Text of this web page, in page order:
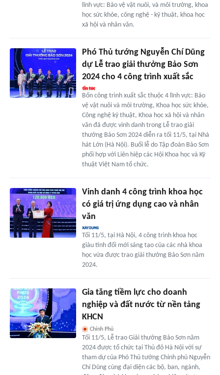
lĩnh vực: Bảo vệ vật nuôi, và môi trường, khoa
học sức khỏe, công nghệ - kỹ thuật, khoa học
xã hội và nhân văn.
Phó Thủ tướng Nguyễn Chí Dũng
dự Lễ trao giải thưởng Bảo Sơn
2024 cho 4 công trình xuất sắc
Bốn công trình xuất sắc thuộc 4 lĩnh vực: Bảo
vệ vật nuôi và môi trường, Khoa học sức khỏe,
Công nghệ kỹ thuật, Khoa học xã hội và nhân
văn đã được vinh danh trong Lễ trao giải
thưởng Bảo Sơn 2024 diễn ra tối 11/5, tại Nhà
hát Lớn (Hà Nội). Buổi lễ do Tập đoàn Bảo Sơn
phối hợp với Liên hiệp các Hội Khoa học và Kỹ
thuật Việt Nam tổ chức.
Vinh danh 4 công trình khoa học
có giá trị ứng dụng cao và nhân
văn
Tối 11/5, tại Hà Nội, 4 công trình khoa học
giàu tính đổi mới sáng tạo của các nhà khoa
học vừa được trao giải thưởng Bảo Sơn năm
2024.
Gia tăng tiềm lực cho doanh
nghiệp và đất nước từ nền tảng
KHCN
Chính Phủ
Tối 11/5, Lễ trao Giải thưởng Bảo Sơn năm
2024 được tổ chức tại Thủ đô Hà Nội với sự
tham dự của Phó Thủ tướng Chính phủ Nguyễn
Chí Dũng cùng đại diện các bộ, ban, ngành,